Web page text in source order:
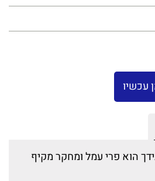
עכשיו
הוא פרי עמל ומחקר מקיף